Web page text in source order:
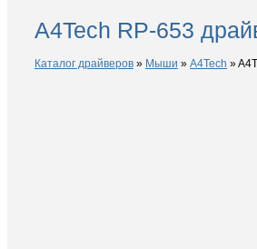
A4Tech RP-653
Каталог драйверов » Мыши » A4Tech »